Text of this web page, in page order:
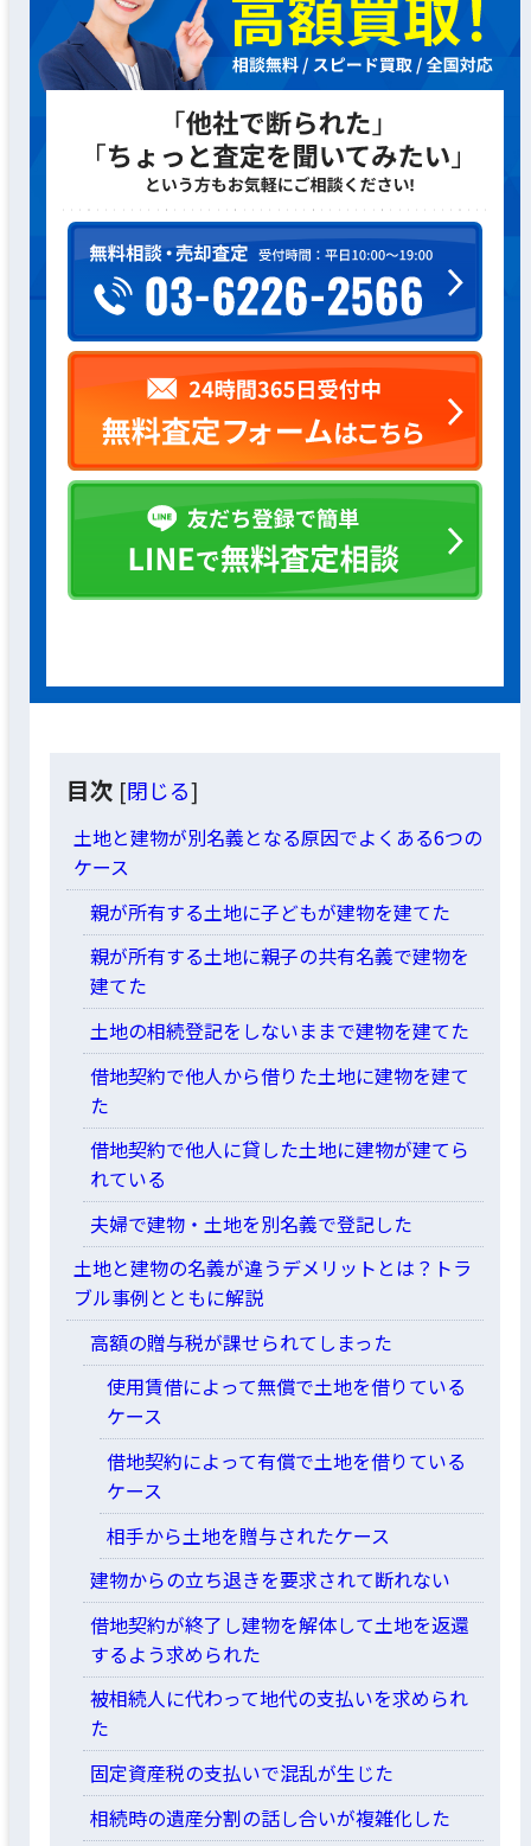
目次 [閉じる]
土地と建物が別名義となる原因でよくある6つの
ケース
親が所有する土地に子どもが建物を建てた
親が所有する土地に親子の共有名義で建物を
建てた
土地の相続登記をしないままで建物を建てた
借地契約で他人から借りた土地に建物を建て
た
借地契約で他人に貸した土地に建物が建てら
れている
夫婦で建物・土地を別名義で登記した
土地と建物の名義が違うデメリットとは？トラ
ブル事例とともに解説
高額の贈与税が課せられてしまった
使用賃借によって無償で土地を借りている
ケース
借地契約によって有償で土地を借りている
ケース
相手から土地を贈与されたケース
建物からの立ち退きを要求されて断れない
借地契約が終了し建物を解体して土地を返還
するよう求められた
被相続人に代わって地代の支払いを求められ
た
固定資産税の支払いで混乱が生じた
相続時の遺産分割の話し合いが複雑化した